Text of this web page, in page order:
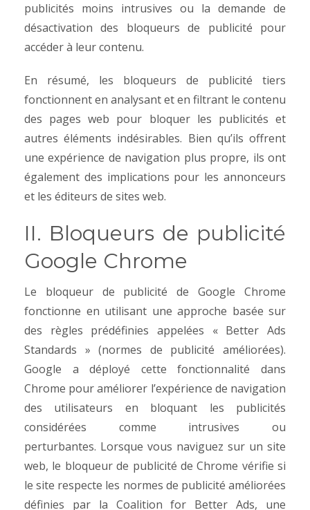
publicités moins intrusives ou la demande de
désactivation des bloqueurs de publicité pour
accéder à leur contenu.
En résumé, les bloqueurs de publicité tiers
fonctionnent en analysant et en filtrant le contenu
des pages web pour bloquer les publicités et
autres éléments indésirables. Bien qu’ils offrent
une expérience de navigation plus propre, ils ont
également des implications pour les annonceurs
et les éditeurs de sites web.
II. Bloqueurs de publicité
Google Chrome
Le bloqueur de publicité de Google Chrome
fonctionne en utilisant une approche basée sur
des règles prédéfinies appelées « Better Ads
Standards » (normes de publicité améliorées).
Google a déployé cette fonctionnalité dans
Chrome pour améliorer l’expérience de navigation
des utilisateurs en bloquant les publicités
considérées comme intrusives ou
perturbantes. Lorsque vous naviguez sur un site
web, le bloqueur de publicité de Chrome vérifie si
le site respecte les normes de publicité améliorées
définies par la Coalition for Better Ads, une